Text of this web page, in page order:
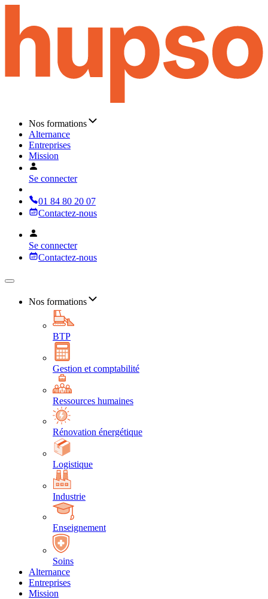
Nos formations
Alternance
Entreprises
Mission
Se connecter
01 84 80 20 07
Contactez-nous
Se connecter
Contactez-nous
Nos formations
BTP
Gestion et comptabilité
Ressources humaines
Rénovation énergétique
Logistique
Industrie
Enseignement
Soins
Alternance
Entreprises
Mission